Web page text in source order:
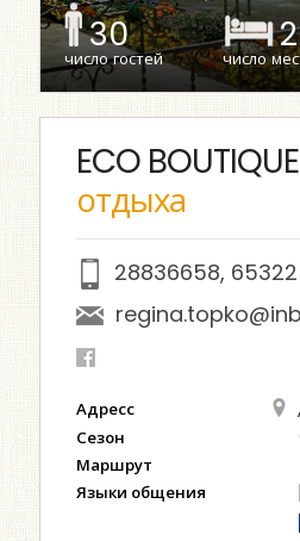
30
число гостей число
ECO
отдыха
28836658,
Адресс
Сезон
Маршрут
Языки общения